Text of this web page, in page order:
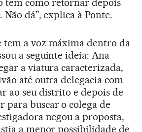
tem como retornar depois
Não dá”, explica à Ponte.
tem a voz máxima dentro da
a seguinte ideia: Ana
a viatura caracterizada,
até outra delegacia com
ao seu distrito e depois de
para buscar o colega de
negou a proposta,
a menor possibilidade de